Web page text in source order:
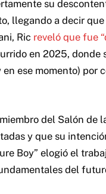
su
llegando a decir que
Ric reveló que fue
en 2025, donde
ese momento) por
del Salón de
y que su
Boy” elogió el
del